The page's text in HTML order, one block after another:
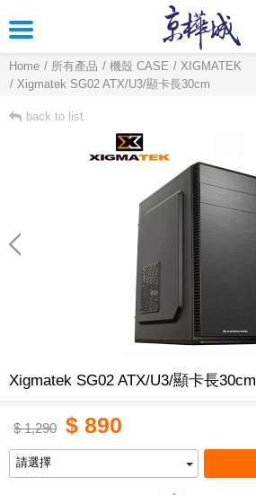
Home 所有產品 機殼 CASE
XIGMATEK
Xigmatek SG02 ATX/U3/顯卡長30cm
back to list
Xigmatek SG02 ATX/U3/顯卡長30cm
$1,290 $ 890